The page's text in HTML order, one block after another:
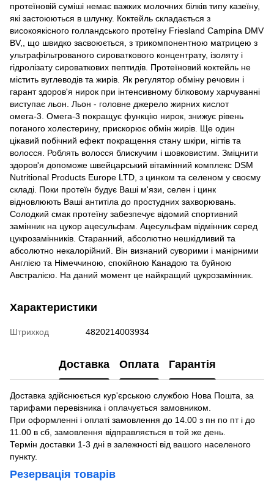
протеїновій суміші немає важких молочних білків типу казеїну,
які застоюються в шлунку. Коктейль складається з
високоякісного голландського протеїну Friesland Campina DMV
BV,, що швидко засвоюється, з трикомпонентною матрицею з
ультрафільтрованого сироваткового концентрату, ізоляту і
гідролізату сироваткових пептидів. Протеїновий коктейль не
містить вуглеводів та жирів. Як регулятор обміну речовин і
гарант здоров'я нирок при інтенсивному білковому харчуванні
виступає льон. Льон - головне джерело жирних кислот
омега-3. Омега-3 покращує функцію нирок, знижує рівень
поганого холестерину, прискорює обмін жирів. Ще один
цікавий побічний ефект покращення стану шкіри, нігтів та
волосся. Роблять волосся блискучим і шовковистим. Зміцнити
здоров'я допоможе швейцарський вітамінний комплекс DSM
Nutritional Products Europe LTD, з цинком та селеном у своєму
складі. Поки протеїн будує Ваші м'язи, селен і цинк
відновлюють Ваші антитіла до простудних захворювань.
Солодкий смак протеїну забезпечує відомий спортивний
замінник на цукор ацесульфам. Ацесульфам відмінник серед
цукрозамінників. Старанний, абсолютно нешкідливий та
абсолютно некалорійний. Він визнаний суворими і манірними
Англією та Німеччиною, спокійною Канадою та буйною
Австралією. На даний момент це найкращий цукрозамінник.
Характеристики
Штрихкод 4820214003934
Доставка Оплата Гарантія
Доставка здійснюється кур'єрською службою Нова Пошта, за
тарифами перевізника і оплачується замовником.
При оформленні і оплаті замовлення до 14.00 з пн по пт і до
11.00 в сб, замовлення відправляється в той же день.
Термін доставки 1-3 дні в залежності від вашого населеного
пункту.
Резервація товарів